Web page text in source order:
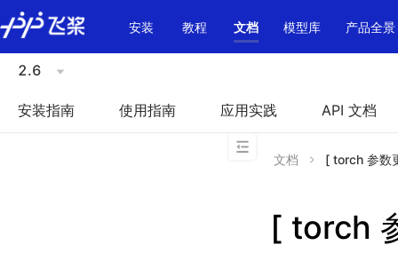
\u200E
安装
教程 文档 模型库 产品全景
2.6
安装指南 使用指南 应用实践 API 文档
文档 [ torch 参数
[ torch